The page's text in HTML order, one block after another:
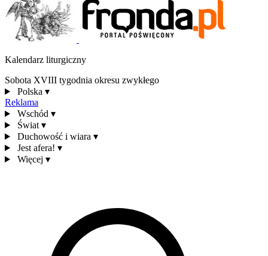
Kalendarz liturgiczny
Sobota XVIII tygodnia okresu zwykłego
Polska ▾
Reklama
Wschód ▾
Świat ▾
Duchowość i wiara ▾
Jest afera! ▾
Więcej ▾